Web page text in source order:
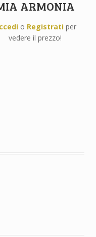
ARMONIA
o Registrati per
vedere il prezzo!